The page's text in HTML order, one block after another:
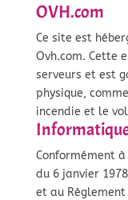
OVH.com
Ce site est
Ovh.com. Cette
serveurs et est
physique,
incendie et le
Conformément
du 6 janvier
et au